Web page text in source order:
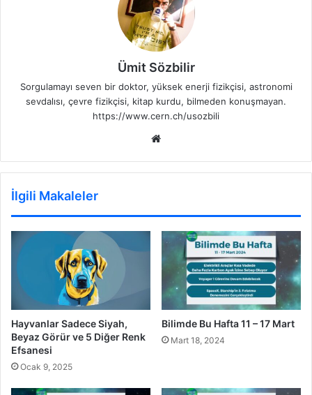
Ümit Sözbilir
Sorgulamayı seven bir doktor, yüksek enerji fizikçisi, astronomi
sevdalısı, çevre fizikçisi, kitap kurdu, bilmeden konuşmayan.
https://www.cern.ch/usozbili
İlgili Makaleler
Hayvanlar Sadece Siyah,
Beyaz Görür ve 5 Diğer Renk
Efsanesi
Ocak 9, 2025
Bilimde Bu Hafta 11 – 17 Mart
Mart 18, 2024